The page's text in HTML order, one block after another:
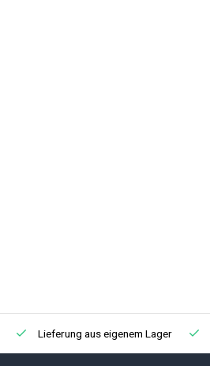
Lieferung aus eigenem Lager